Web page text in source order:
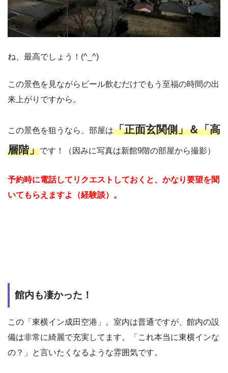
ね、最高でしょう！(^_^)
この景色を見ながらビール飲むだけでもう至福の時間の出
来上がりですから。
この景色を狙うなら、部屋は「正面玄関側」＆「高
層階」です！（因みに写真は新館9階の部屋から撮影）
予約時に電話してリクエストしておくと、かなり要望を聞
いてもらえますよ（経験談）。
館内も凄かった！
この「東横イン成田空港」。室内は普通ですが、館内の設
備は非常に綺麗で充実してます。「これ本当に東横インな
の？」と言いたくなるような雰囲気です。